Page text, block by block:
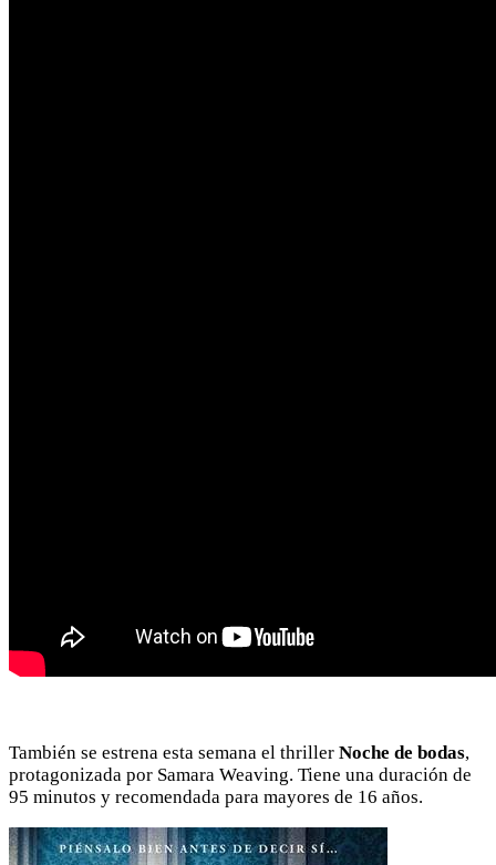
También se estrena esta semana el thriller Noche de bodas,
protagonizada por Samara Weaving. Tiene una duración de
95 minutos y recomendada para mayores de 16 años.